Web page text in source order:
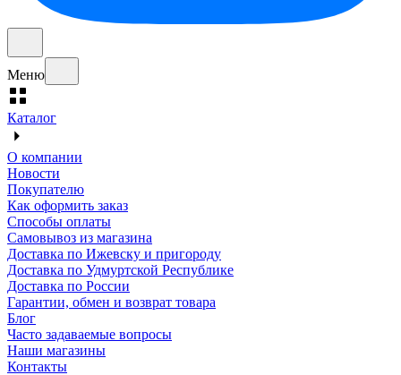
Меню
Каталог
О компании
Новости
Покупателю
Как оформить заказ
Способы оплаты
Самовывоз из магазина
Доставка по Ижевску и пригороду
Доставка по Удмуртской Республике
Доставка по России
Гарантии, обмен и возврат товара
Блог
Часто задаваемые вопросы
Наши магазины
Контакты